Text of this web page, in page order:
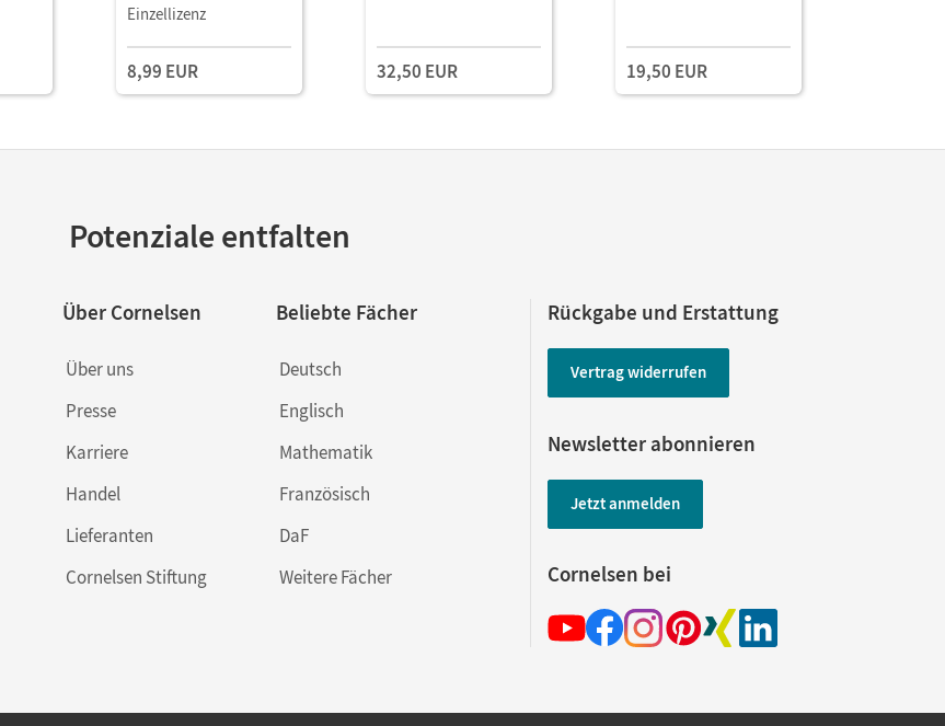
Einzellizenz
8,99 EUR 32,50 EUR 19,50 EUR
Potenziale entfalten
Über Cornelsen
Über uns
Presse
Karriere
Handel
Lieferanten
Cornelsen Stiftung
Beliebte Fächer
Deutsch
Englisch
Mathematik
Französisch
DaF
Weitere Fächer
Rückgabe und Erstattung
Vertrag widerrufen
Newsletter abonnieren
Jetzt anmelden
Cornelsen bei